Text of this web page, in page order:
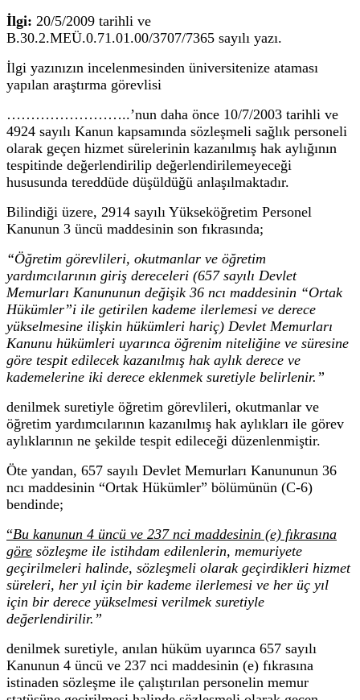
İlgi: 20/5/2009 tarihli ve
B.30.2.MEÜ.0.71.01.00/3707/7365 sayılı yazı.
İlgi yazınızın incelenmesinden üniversitenize ataması
yapılan araştırma görevlisi
……………………..’nun daha önce 10/7/2003 tarihli ve
4924 sayılı Kanun kapsamında sözleşmeli sağlık personeli
olarak geçen hizmet sürelerinin kazanılmış hak aylığının
tespitinde değerlendirilip değerlendirilemeyeceği
hususunda tereddüde düşüldüğü anlaşılmaktadır.
Bilindiği üzere, 2914 sayılı Yükseköğretim Personel
Kanunun 3 üncü maddesinin son fıkrasında;
“Öğretim görevlileri, okutmanlar ve öğretim
yardımcılarının giriş dereceleri (657 sayılı Devlet
Memurları Kanununun değişik 36 ncı maddesinin “Ortak
Hükümler”i ile getirilen kademe ilerlemesi ve derece
yükselmesine ilişkin hükümleri hariç) Devlet Memurları
Kanunu hükümleri uyarınca öğrenim niteliğine ve süresine
göre tespit edilecek kazanılmış hak aylık derece ve
kademelerine iki derece eklenmek suretiyle belirlenir.”
denilmek suretiyle öğretim görevlileri, okutmanlar ve
öğretim yardımcılarının kazanılmış hak aylıkları ile görev
aylıklarının ne şekilde tespit edileceği düzenlenmiştir.
Öte yandan, 657 sayılı Devlet Memurları Kanununun 36
ncı maddesinin “Ortak Hükümler” bölümünün (C-6)
bendinde;
“Bu kanunun 4 üncü ve 237 nci maddesinin (e) fıkrasına
göre sözleşme ile istihdam edilenlerin, memuriyete
geçirilmeleri halinde, sözleşmeli olarak geçirdikleri hizmet
süreleri, her yıl için bir kademe ilerlemesi ve her üç yıl
için bir derece yükselmesi verilmek suretiyle
değerlendirilir.”
denilmek suretiyle, anılan hüküm uyarınca 657 sayılı
Kanunun 4 üncü ve 237 nci maddesinin (e) fıkrasına
istinaden sözleşme ile çalıştırılan personelin memur